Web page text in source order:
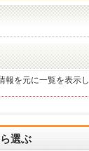
を元に一覧を表示し
選ぶ